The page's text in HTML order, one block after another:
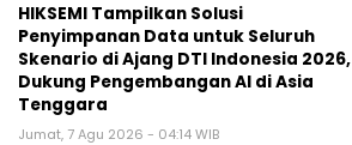
HIKSEMI Tampilkan Solusi
Penyimpanan Data untuk Seluruh
Skenario di Ajang DTI Indonesia 2026,
Dukung Pengembangan AI di Asia
Tenggara
Jumat, 7 Agu 2026 - 04:14 WIB